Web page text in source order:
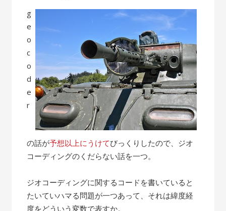
g
e
o
c
o
d
e
r
の話が予想以上にうけてびっくりしたので、ジオ
コーディングのくだらない話を一つ。
ジオコーディングに関するコードを書いていると
たいていハマる問題が一つあって、それは緯度経
度をどういう変数で表すか。